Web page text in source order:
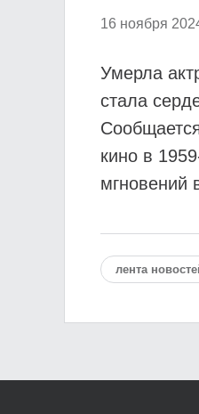
16 ноября
Умерла
стала
кино в
мгновений
лента